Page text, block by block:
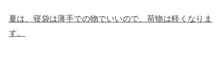
夏は、寝袋は薄手での物でいいので、荷物は軽くなりま
す。